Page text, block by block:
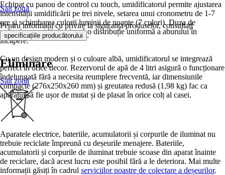
Echipat cu panou de control cu touch, umidificatorul permite ajustarea
intensității umidificării pe trei nivele, setarea unui cronometru de 1-7
ore și schimbarea culorii luminii de noapte (7 culori). Duza de
pulverizare rotativă asigură o distribuție uniformă a aburului în
încăpere.
Cu un design modern și o culoare albă, umidificatorul se integrează
perfect în orice decor. Rezervorul de apă de 4 litri asigură o funcționare
îndelungată fără a necesita reumplere frecventă, iar dimensiunile
compacte (276x250x260 mm) și greutatea redusă (1,98 kg) fac ca
aparatul să fie ușor de mutat și de plasat în orice colț al casei.
Salt zonă
Pentru informații cu privire la siguranța produselor, consultați
specificațiile producătorului .
Eliminare
Salt zonă
Aparatele electrice, bateriile, acumulatorii și corpurile de iluminat nu
trebuie reciclate împreună cu deșeurile menajere. Bateriile,
acumulatorii și corpurile de iluminat trebuie scoase din aparat înainte
de reciclare, dacă acest lucru este posibil fără a le deteriora. Mai multe
informații găsiți în cadrul serviciilor noastre de colectare a deșeurilor.